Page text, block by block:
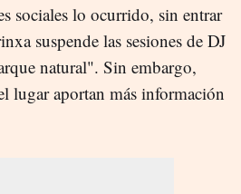
sociales lo ocurrido, sin entrar
suspende las sesiones de DJ
natural". Sin embargo,
lugar aportan más información